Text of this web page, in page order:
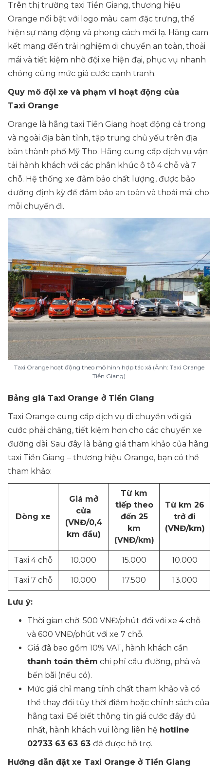
Trên thị trường taxi Tiền Giang, thương hiệu
Orange nổi bật với logo màu cam đặc trưng, thể
hiện sự năng động và phong cách mới lạ. Hãng cam
kết mang đến trải nghiệm di chuyển an toàn, thoải
mái và tiết kiệm nhờ đội xe hiện đại, phục vụ nhanh
chóng cùng mức giá cước cạnh tranh.
Quy mô đội xe và phạm vi hoạt động của
Taxi Orange
Orange là hãng taxi Tiền Giang hoạt động cả trong
và ngoài địa bàn tỉnh, tập trung chủ yếu trên địa
bàn thành phố Mỹ Tho. Hãng cung cấp dịch vụ vận
tải hành khách với các phân khúc ô tô 4 chỗ và 7
chỗ. Hệ thống xe đảm bảo chất lượng, được bảo
dưỡng định kỳ để đảm bảo an toàn và thoải mái cho
mỗi chuyến đi.
Taxi Orange hoạt động theo mô hình hợp tác xã (Ảnh: Taxi Orange
Tiền Giang)
Bảng giá Taxi Orange ở Tiền Giang
Taxi Orange cung cấp dịch vụ di chuyển với giá
cước phải chăng, tiết kiệm hơn cho các chuyến xe
đường dài. Sau đây là bảng giá tham khảo của hãng
taxi Tiền Giang – thương hiệu Orange, bạn có thể
tham khảo:
Dòng xe
Giá mở
cửa
(VNĐ/0,4
km đầu)
Từ km
tiếp theo
đến 25
km
(VNĐ/km)
Từ km 26
trở đi
(VNĐ/km)
Taxi 4 chỗ 10.000 15.000 10.000
Taxi 7 chỗ 10.000 17.500 13.000
Lưu ý:
Thời gian chờ: 500 VNĐ/phút đối với xe 4 chỗ
và 600 VNĐ/phút với xe 7 chỗ.
Giá đã bao gồm 10% VAT, hành khách cần
thanh toán thêm chi phí cầu đường, phà và
bến bãi (nếu có).
Mức giá chỉ mang tính chất tham khảo và có
thể thay đổi tùy thời điểm hoặc chính sách của
hãng taxi. Để biết thông tin giá cước đầy đủ
nhất, hành khách vui lòng liên hệ hotline
02733 63 63 63 để được hỗ trợ.
Hướng dẫn đặt xe Taxi Orange ở Tiền Giang